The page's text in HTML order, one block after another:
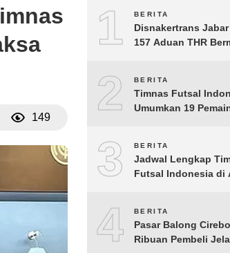
149
1 BERITA
Disnakertrans Jabar
157 Aduan THR
2 BERITA
Timnas Futsal
Umumkan 19
3 BERITA
Jadwal Lengkap
Futsal Indonesia di
4 BERITA
Pasar Balong
Ribuan Pembeli